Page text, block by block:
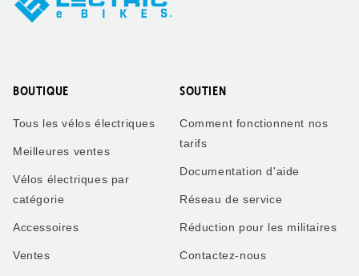
BOUTIQUE
Tous les vélos électriques
Meilleures ventes
Vélos électriques par
catégorie
Accessoires
Ventes
SOUTIEN
Comment fonctionnent nos
tarifs
Documentation d'aide
Réseau de service
Réduction pour les militaires
Contactez-nous